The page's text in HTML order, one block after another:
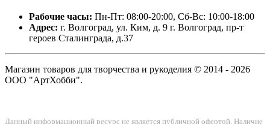
Рабочие часы: Пн-Пт: 08:00-20:00, Сб-Вс: 10:00-18:00
Адрес: г. Волгоград, ул. Ким, д. 9 г. Волгоград, пр-т
героев Сталинграда, д.37
Магазин товаров для творчества и рукоделия © 2014 - 2026
ООО "АртХобби".
Данный информационный ресурс не является публичной офертой. Наличие